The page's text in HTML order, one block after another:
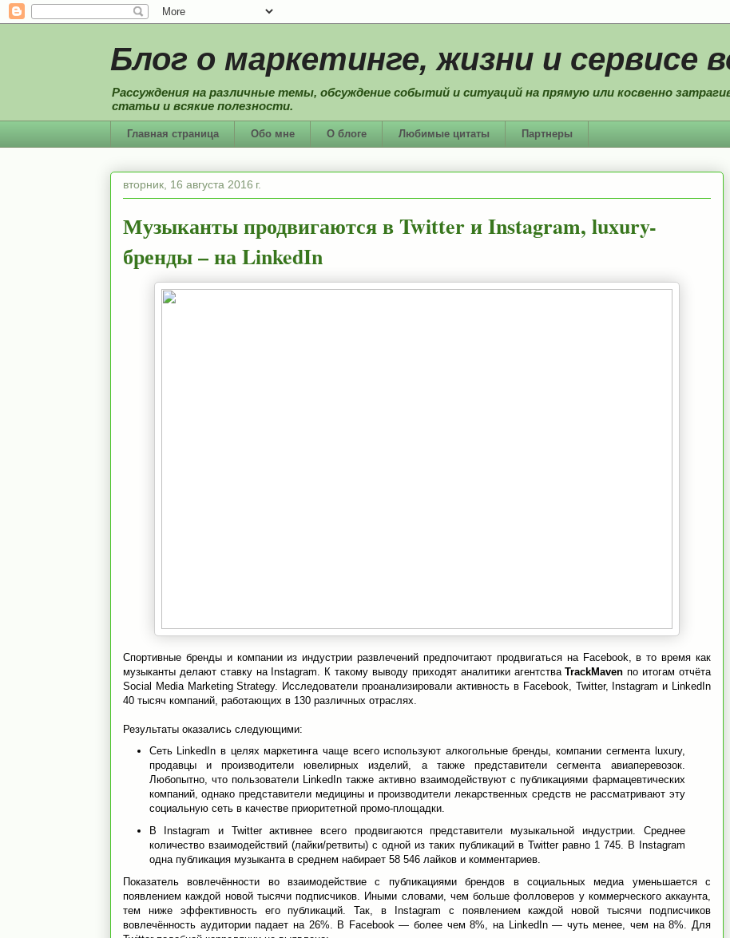
Блог о маркетинге, жизни и сервисе
Рассуждения на различные темы, обсуждение событий и ситуаций на прямую или косвенно
статьи и всякие полезности.
Главная страница Обо мне О блоге Любимые цитаты Партнеры
вторник, 16 августа 2016 г.
Музыканты продвигаются в Twitter и Instagram, luxury-
бренды – на LinkedIn
Спортивные бренды и компании из индустрии развлечений предпочитают продвигаться на Facebook, в то время как
музыканты делают ставку на Instagram. К такому выводу приходят аналитики агентстваTrackMaven по итогам отчёта
Social Media Marketing Strategy. Исследователи проанализировали активность в Facebook, Twitter, Instagram и LinkedIn
40 тысяч компаний, работающих в 130 различных отраслях.
Результаты оказались следующими:
Сеть LinkedIn в целях маркетинга чаще всего используют алкогольные бренды, компании сегмента luxury,
продавцы и производители ювелирных изделий, а также представители сегмента авиаперевозок.
Любопытно, что пользователи LinkedIn также активно взаимодействуют с публикациями фармацевтических
компаний, однако представители медицины и производители лекарственных средств не рассматривают эту
социальную сеть в качестве приоритетной промо-площадки.
В Instagram и Twitter активнее всего продвигаются представители музыкальной индустрии. Среднее
количество взаимодействий (лайки/ретвиты) с одной из таких публикаций в Twitter равно 1 745. В Instagram
одна публикация музыканта в среднем набирает 58 546 лайков и комментариев.
Показатель вовлечённости во взаимодействие с публикациями брендов в социальных медиа уменьшается с
появлением каждой новой тысячи подписчиков. Иными словами, чем больше фолловеров у коммерческого аккаунта,
тем ниже эффективность его публикаций. Так, в Instagram с появлением каждой новой тысячи подписчиков
вовлечённость аудитории падает на 26%. В Facebook — более чем 8%, на LinkedIn — чуть менее, чем на 8%. Для